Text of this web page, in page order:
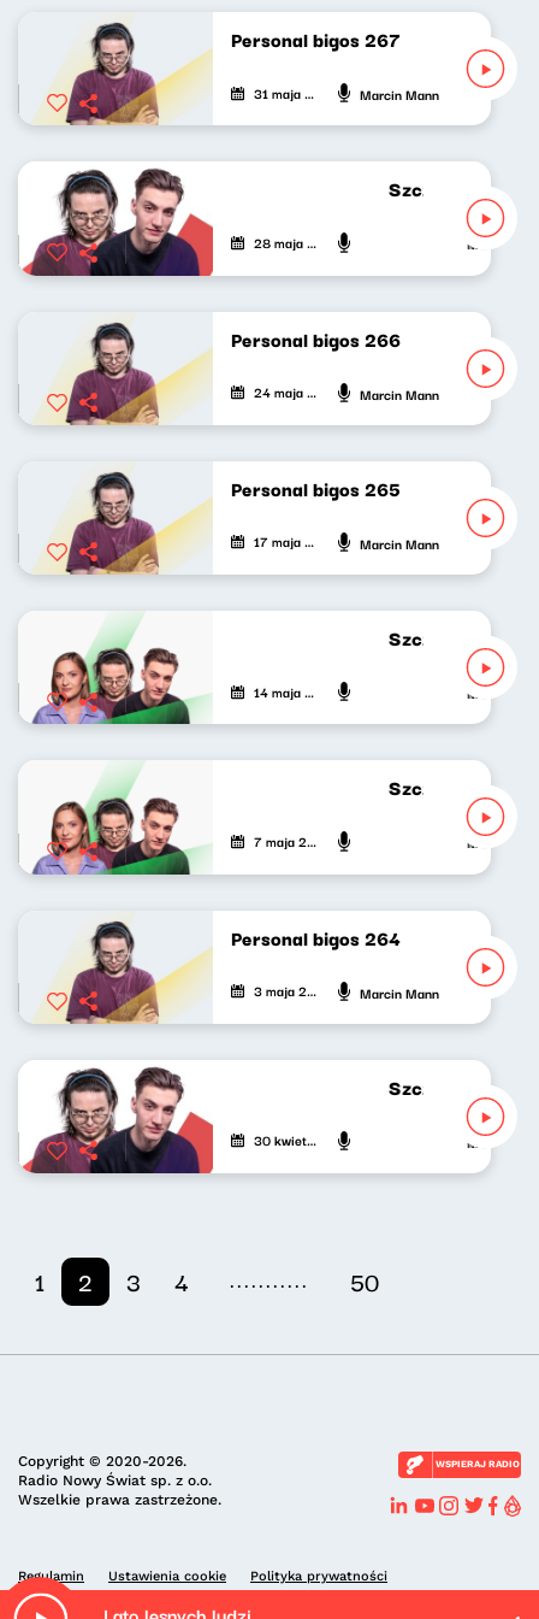
Personal bigos 267
31 maja 2026 Marcin Mann
Szczyt
28 maja 2026 Mateusz
Personal bigos 266
24 maja 2026 Marcin Mann
Personal bigos 265
17 maja 2026 Marcin Mann
Szczyt
14 maja 2026 Mateusz
Szczyt
7 maja 2026 Mateusz
Personal bigos 264
3 maja 2026 Marcin Mann
Szczyt
30 kwietnia 2026 Mateusz
1 2 3 4 ........... 50
Copyright © 2020-2026.
Radio Nowy Świat sp. z o.o.
Wszelkie prawa zastrzeżone.
WSPIERAJ RADIO
Regulamin Ustawienia cookie Polityka prywatności